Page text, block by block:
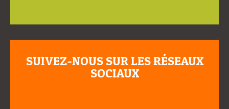
SUIVEZ-NOUS SUR LES RÉSEAUX
SOCIAUX